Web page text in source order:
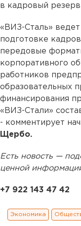
в кадровый
«ВИЗ-Сталь»
подготовке
передовые
корпоративного
работников
образовательных
финансирования
«ВИЗ-Стали»
- комментирует
Щербо.
Есть новость —
ценной
+7 922 143 47 42
Экономика